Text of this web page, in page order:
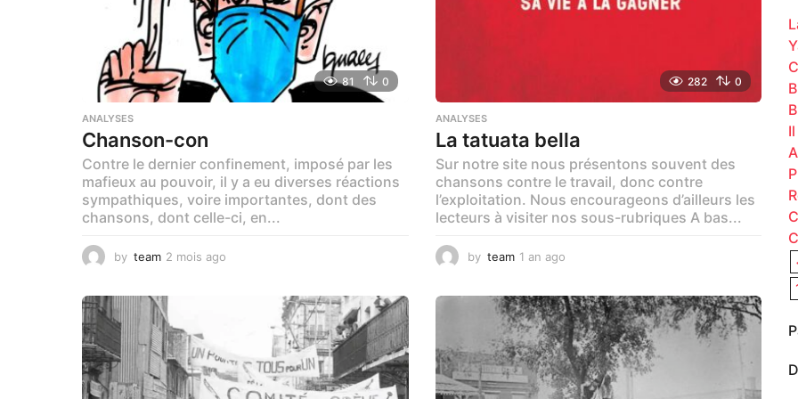
81 0
ANALYSES
Chanson-con
Contre le dernier confinement, imposé par les
mafieux au pouvoir, il y a eu diverses réactions
sympathiques, voire importantes, dont des
chansons, dont celle-ci, en...
by team 2 mois ago
g
o
282 0
ANALYSES
La tatuata bella
Sur notre site nous présentons souvent des
chansons contre le travail, donc contre
l’exploitation. Nous encourageons d’ailleurs les
lecteurs à visiter nos sous-rubriques A bas...
by team 1 an ago
a
g
o
: